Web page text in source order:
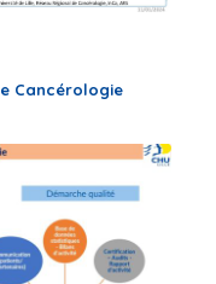
Cancérologie